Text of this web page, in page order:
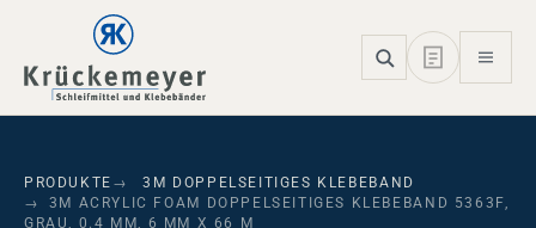
Skip to main navigation
Skip to main content
Skip to page footer
PRODUKTE
3M DOPPELSEITIGES KLEBEBAND
3M ACRYLIC FOAM DOPPELSEITIGES KLEBEBAND 5363F,
GRAU, 0.4 MM, 6 MM X 66 M